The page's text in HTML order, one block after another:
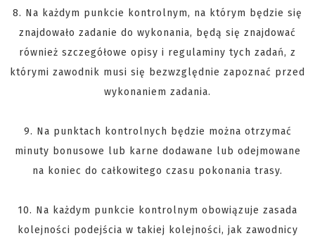
8. Na każdym punkcie kontrolnym, na którym będzie się
znajdowało zadanie do wykonania, będą się znajdować
również szczegółowe opisy i regulaminy tych zadań, z
którymi zawodnik musi się bezwzględnie zapoznać przed
wykonaniem zadania.
9. Na punktach kontrolnych będzie można otrzymać
minuty bonusowe lub karne dodawane lub odejmowane
na koniec do całkowitego czasu pokonania trasy.
10. Na każdym punkcie kontrolnym obowiązuje zasada
kolejności podejścia w takiej kolejności, jak zawodnicy